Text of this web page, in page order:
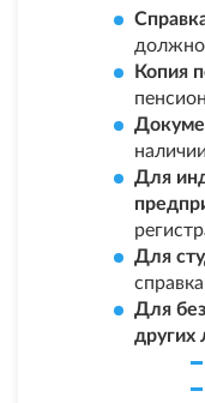
Копия
Для
Для
Для
других